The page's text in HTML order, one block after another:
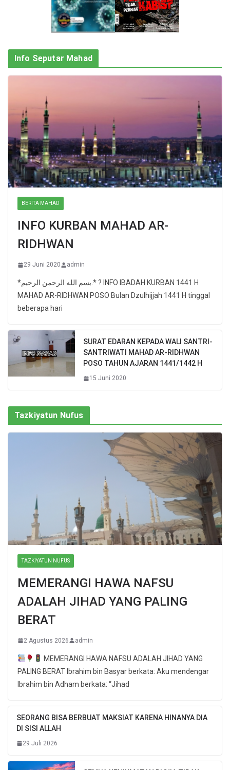
Info Seputar Mahad
BERITA MAHAD
INFO KURBAN MAHAD AR-
RIDHWAN
29 Juni 2020 admin
*بسم الله الرحمن الرحيم.* ? INFO IBADAH KURBAN 1441 H
MAHAD AR-RIDHWAN POSO Bulan Dzulhijjah 1441 H tinggal
beberapa hari
SURAT EDARAN KEPADA WALI SANTRI-
SANTRIWATI MAHAD AR-RIDHWAN
POSO TAHUN AJARAN 1441/1442 H
15 Juni 2020
Tazkiyatun Nufus
TAZKIYATUN NUFUS
MEMERANGI HAWA NAFSU
ADALAH JIHAD YANG PALING
BERAT
2 Agustus 2026 admin
MEMERANGI HAWA NAFSU ADALAH JIHAD YANG
PALING BERAT Ibrahim bin Basyar berkata: Aku mendengar
Ibrahim bin Adham berkata: “Jihad
SEORANG BISA BERBUAT MAKSIAT KARENA HINANYA DIA
DI SISI ALLAH
29 Juli 2026